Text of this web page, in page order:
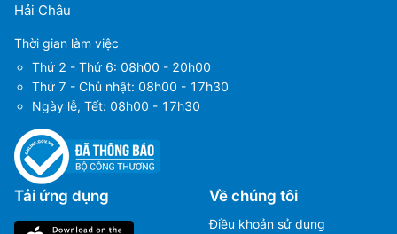
Hải Châu
Thời gian làm việc
Thứ 2 - Thứ 6: 08h00 - 20h00
Thứ 7 - Chủ nhật: 08h00 - 17h30
Ngày lễ, Tết: 08h00 - 17h30
Tải ứng dụng Về chúng tôi
Điều khoản sử dụng